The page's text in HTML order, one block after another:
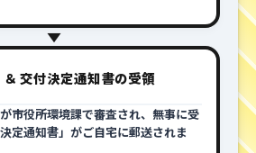
▼
＆ 交付決定通知書の受領
市役所環境課で審査され、無事に受
定通知書」がご自宅に郵送されま